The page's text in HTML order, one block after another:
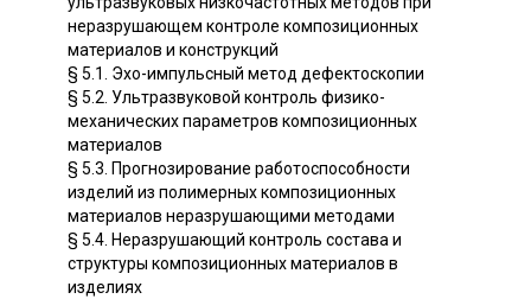
неразрушающем контроле композиционных
материалов и конструкций
§ 5.1. Эхо-импульсный метод дефектоскопии
§ 5.2. Ультразвуковой контроль физико-
механических параметров композиционных
материалов
§ 5.3. Прогнозирование работоспособности
изделий из полимерных композиционных
материалов неразрушающими методами
§ 5.4. Неразрушающий контроль состава и
структуры композиционных материалов в
изделиях